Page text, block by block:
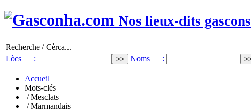
Nos lieux-dits gascons
Recherche / Cèrca...
Lòcs :
Noms :
Accueil
Mots-clés
/ Mesclats
/ Marmandais